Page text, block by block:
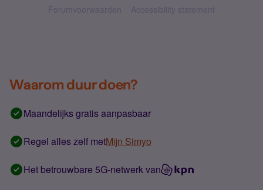
Forumvoorwaarden Accessibility statement
Waarom duur doen?
Maandelijks gratis aanpasbaar
Regel alles zelf metMijn Simyo
Het betrouwbare 5G-netwerk van